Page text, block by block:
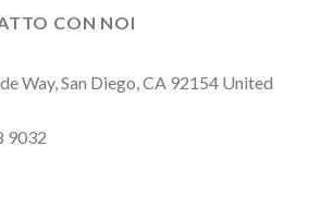
CON NOI
Way, San Diego, CA 92154 United
9032